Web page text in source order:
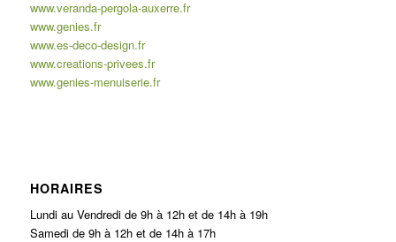
www.veranda-pergola-auxerre.fr
www.genies.fr
www.es-deco-design.fr
www.creations-privees.fr
www.genies-menuiserie.fr
HORAIRES
Lundi au Vendredi de 9h à 12h et de 14h à 19h
Samedi de 9h à 12h et de 14h à 17h